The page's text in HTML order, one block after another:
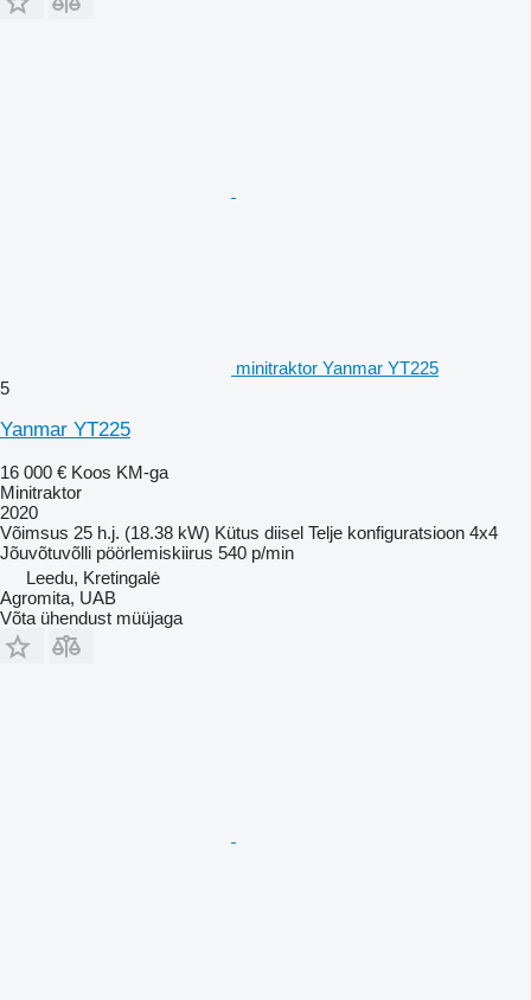
minitraktor Yanmar YT225
5
Yanmar YT225
16 000 € Koos KM-ga
Minitraktor
2020
Võimsus 25 h.j. (18.38 kW) Kütus diisel Telje konfiguratsioon 4x4
Jõuvõtuvõlli pöörlemiskiirus 540 p/min
Leedu, Kretingalė
Agromita, UAB
Võta ühendust müüjaga